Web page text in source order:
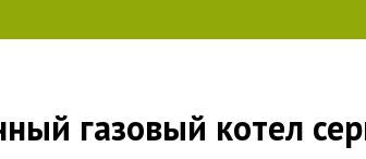
газовый котел